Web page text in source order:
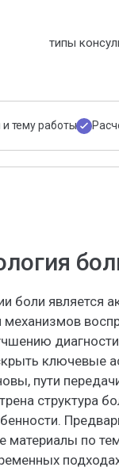
типы
и тему работы
боли является
механизмов
ключевые
пути
структура
материалы по